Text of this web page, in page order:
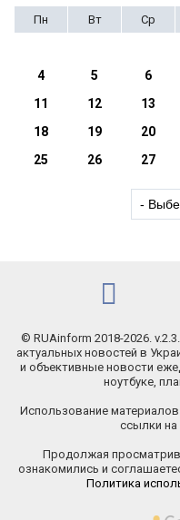
Пн
Вт Ср
4
5 6
11
12 13
18
19 20
25
26 27
© RUAinform 2018-2026.
актуальных новостей в
и объективные новости
ноутбуке,
Использование
ссылки на
Продолжая
ознакомились и
Политика